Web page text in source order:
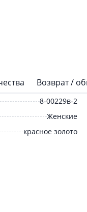
Возврат /
8-00229в-2
Женские
красное золото